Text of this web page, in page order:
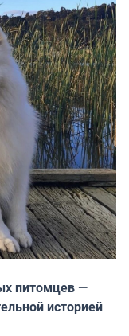
питомцев —
историей